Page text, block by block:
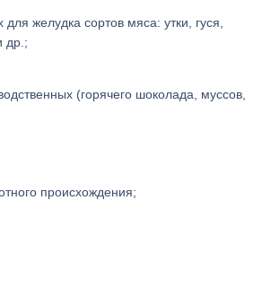
желудка сортов мяса: утки, гуся,
др.;
(горячего шоколада, муссов,
происхождения;